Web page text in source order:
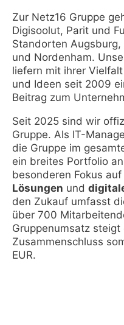
Zur Netz16 Gruppe
Digisoolut, Parit und
Standorten
und Nordenham.
liefern mit ihrer
und Ideen seit 2009
Beitrag zum
Seit 2025 sind wir
Gruppe. Als IT-
die Gruppe im
ein breites Portfolio
besonderen Fokus auf
Lösungen und
den Zukauf umfasst
über 700
Gruppenumsatz steigt
Zusammenschluss
EUR.